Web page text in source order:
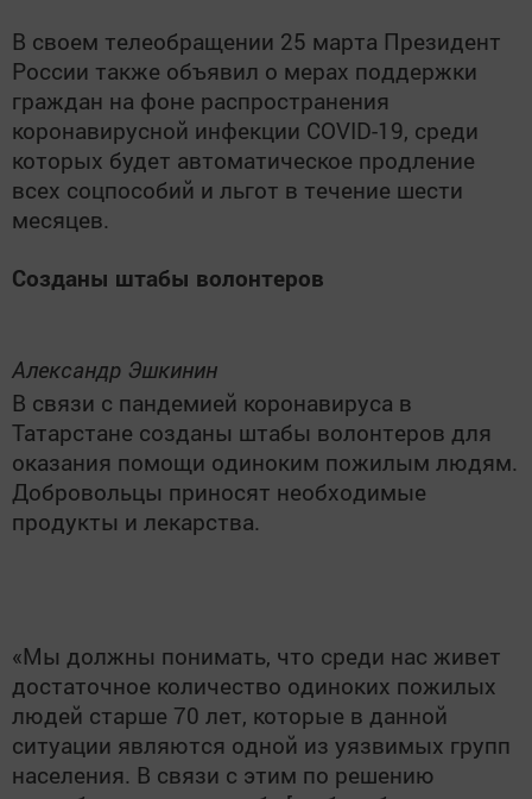
В своем телеобращении 25 марта Президент
России также объявил о мерах поддержки
граждан на фоне распространения
коронавирусной инфекции COVID-19, среди
которых будет автоматическое продление
всех соцпособий и льгот в течение шести
месяцев.
Созданы штабы волонтеров
Александр Эшкинин
В связи с пандемией коронавируса в
Татарстане созданы штабы волонтеров для
оказания помощи одиноким пожилым людям.
Добровольцы приносят необходимые
продукты и лекарства.
«Мы должны понимать, что среди нас живет
достаточное количество одиноких пожилых
людей старше 70 лет, которые в данной
ситуации являются одной из уязвимых групп
населения. В связи с этим по решению